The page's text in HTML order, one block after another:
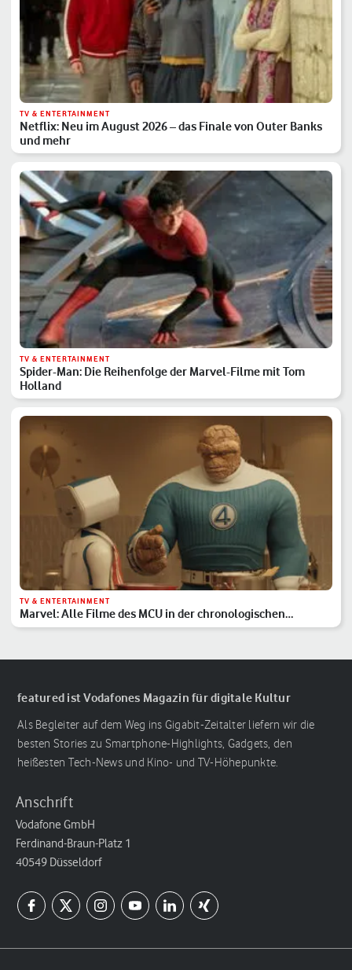
TV & ENTERTAINMENT
Netflix: Neu im August 2026 – das Finale von Outer Banks
und mehr
TV & ENTERTAINMENT
Spider-Man: Die Reihenfolge der Marvel-Filme mit Tom
Holland
TV & ENTERTAINMENT
Marvel: Alle Filme des MCU in der chronologischen
Reihenfolge
featured ist Vodafones Magazin für digitale Kultur
Als Begleiter auf dem Weg ins Gigabit-Zeitalter liefern wir die
besten Stories zu Smartphone-Highlights, Gadgets, den
heißesten Tech-News und Kino- und TV-Höhepunkte.
Anschrift
Vodafone GmbH
Ferdinand-Braun-Platz 1
40549 Düsseldorf